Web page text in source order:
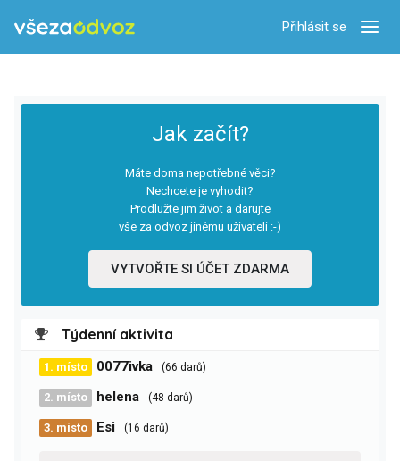
Přihlásit se
Jak začít?
Máte doma nepotřebné věci?
Nechcete je vyhodit?
Prodlužte jim život a darujte
vše za odvoz jinému uživateli :-)
VYTVOŘTE SI ÚČET ZDARMA
Týdenní aktivita
1. místo 0077ivka (66 darů)
2. místo helena (48 darů)
3. místo Esi (16 darů)